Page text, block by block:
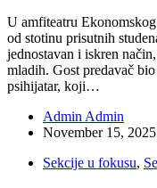
U amfiteatru
od stotinu prisutnih
jednostavan i iskren
mladih. Gost predavač
psihijatar, koji…
Admin Admin
November 15, 2025
Sekcije u fokusu,